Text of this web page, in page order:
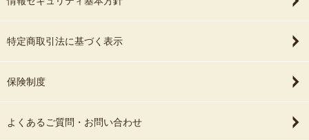
特定商取引法に基づく表示
保険制度
よくあるご質問・お問い合わせ